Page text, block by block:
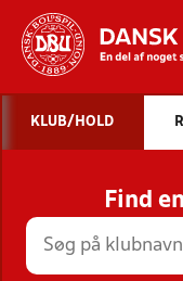
STILLINGER,
KLUB/HOLD
Find